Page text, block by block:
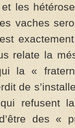
les
vaches
relate la
la «
de
refusent
des «